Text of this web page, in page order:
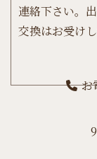
連絡下さい。
交換はお受け
お